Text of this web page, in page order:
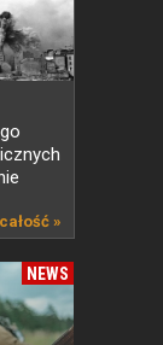
»
NEWS